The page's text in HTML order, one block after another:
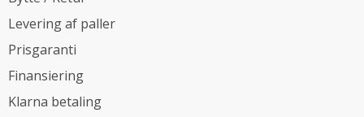
Levering af paller
Prisgaranti
Finansiering
Klarna betaling